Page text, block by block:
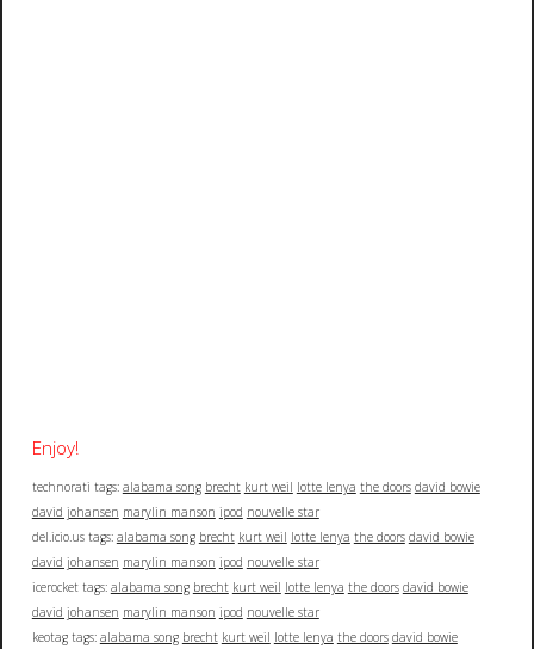
Enjoy!
technorati tags: alabama song brecht kurt weil lotte lenya the doors david bowie
david johansen marylin manson ipod nouvelle star
del.icio.us tags: alabama song brecht kurt weil lotte lenya the doors david bowie
david johansen marylin manson ipod nouvelle star
icerocket tags: alabama song brecht kurt weil lotte lenya the doors david bowie
david johansen marylin manson ipod nouvelle star
keotag tags: alabama song brecht kurt weil lotte lenya the doors david bowie